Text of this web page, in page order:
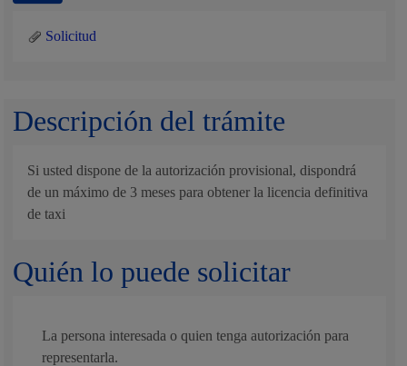
Solicitud
Descripción del trámite
Si usted dispone de la autorización provisional, dispondrá
de un máximo de 3 meses para obtener la licencia definitiva
de taxi
Quién lo puede solicitar
La persona interesada o quien tenga autorización para
representarla.